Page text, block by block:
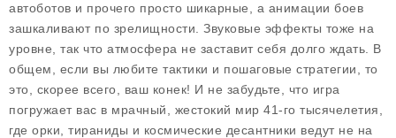
автоботов и прочего просто шикарные, а анимации боев
зашкаливают по зрелищности. Звуковые эффекты тоже на
уровне, так что атмосфера не заставит себя долго ждать. В
общем, если вы любите тактики и пошаговые стратегии, то
это, скорее всего, ваш конек! И не забудьте, что игра
погружает вас в мрачный, жестокий мир 41-го тысячелетия,
где орки, тираниды и космические десантники ведут не на